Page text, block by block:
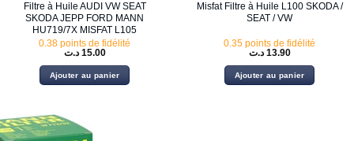
Filtre à Huile AUDI VW SEAT
SKODA JEPP FORD MANN
HU719/7X MISFAT L105
0.38 points de fidélité
15.00 د.ت
Ajouter au panier
Misfat Filtre à Huile L100 SKODA /
SEAT / VW
0.35 points de fidélité
13.90 د.ت
Ajouter au panier